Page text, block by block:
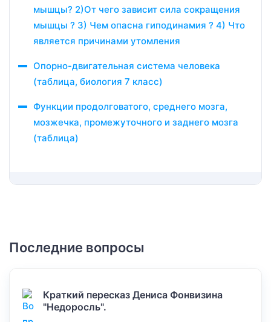
мышцы? 2)От чего зависит сила сокращения
мышцы ? 3) Чем опасна гиподинамия ? 4) Что
является причинами утомления
Опорно-двигательная система человека
(таблица, биология 7 класс)
Функции продолговатого, среднего мозга,
мозжечка, промежуточного и заднего мозга
(таблица)
Последние вопросы
Краткий пересказ Дениса Фонвизина
"Недоросль".